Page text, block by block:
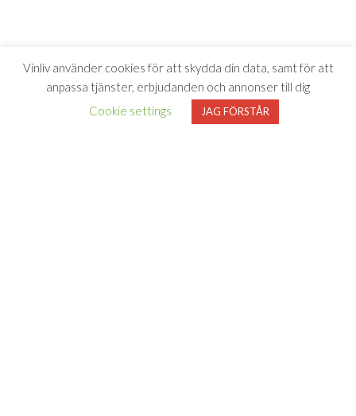
Vinliv använder cookies för att skydda din data, samt för att
anpassa tjänster, erbjudanden och annonser till dig
Cookie settings
JAG FÖRSTÅR